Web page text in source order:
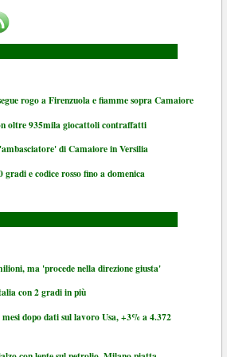
rogo a Firenzuola e fiamme sopra Camaiore
oltre 935mila giocattoli contraffatti
di Camaiore in Versilia
e codice rosso fino a domenica
ma 'procede nella direzione giusta'
con 2 gradi in più
dopo dati sul lavoro Usa, +3% a 4.372